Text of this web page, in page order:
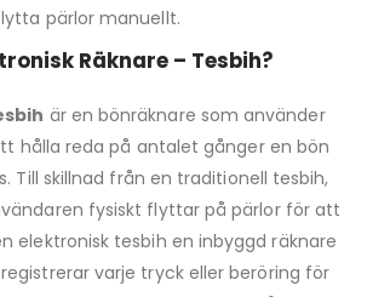
pärlor manuellt.
Räknare – Tesbih?
är en bönräknare som använder
hålla reda på antalet gånger en bön
Till skillnad från en traditionell tesbih,
fysiskt flyttar på pärlor för att
elektronisk tesbih en inbyggd räknare
varje tryck eller beröring för